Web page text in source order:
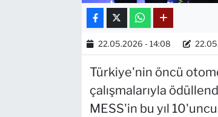
22.05.2026 - 14:08
Türkiye'nin öncü
çalışmalarıyla
MESS'in bu yıl